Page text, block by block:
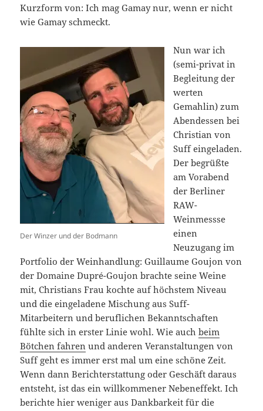
Kurzform von: Ich mag Gamay nur, wenn er nicht
wie Gamay schmeckt.
Der Winzer und der Bodmann
Nun war ich
(semi-privat in
Begleitung der
werten
Gemahlin) zum
Abendessen bei
Christian von
Suff eingeladen.
Der begrüßte
am Vorabend
der Berliner
RAW-
Weinmessse
einen
Neuzugang im
Portfolio der Weinhandlung: Guillaume Goujon von
der Domaine Dupré-Goujon brachte seine Weine
mit, Christians Frau kochte auf höchstem Niveau
und die eingeladene Mischung aus Suff-
Mitarbeitern und beruflichen Bekanntschaften
fühlte sich in erster Linie wohl. Wie auchbeim
Bötchen fahren und anderen Veranstaltungen von
Suff geht es immer erst mal um eine schöne Zeit.
Wenn dann Berichterstattung oder Geschäft daraus
entsteht, ist das ein willkommener Nebeneffekt. Ich
berichte hier weniger aus Dankbarkeit für die